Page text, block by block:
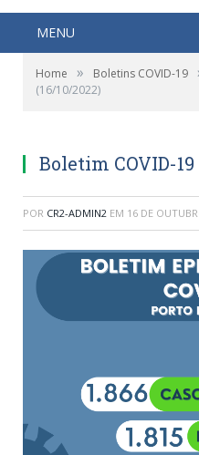
MENU
Home » Boletins COVID-19
(16/10/2022)
Boletim COVID-19
POR CR2-ADMIN2 EM 16 DE